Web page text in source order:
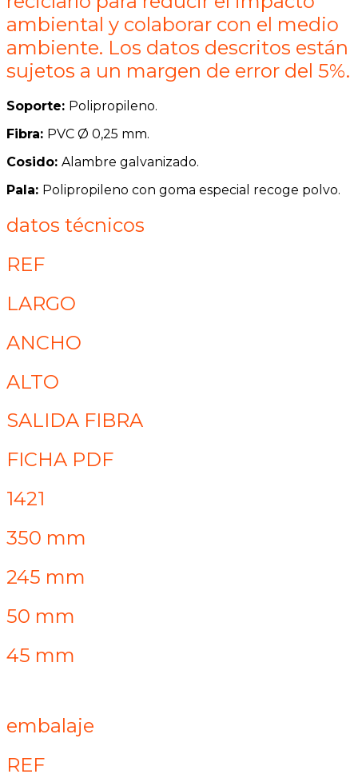
ambiental y colaborar con el medio
ambiente. Los datos descritos están
sujetos a un margen de error del 5%.
Soporte: Polipropileno.
Fibra: PVC Ø 0,25 mm.
Cosido: Alambre galvanizado.
Pala: Polipropileno con goma especial recoge polvo.
datos técnicos
REF
LARGO
ANCHO
ALTO
SALIDA FIBRA
FICHA PDF
1421
350 mm
245 mm
50 mm
45 mm
embalaje
REF